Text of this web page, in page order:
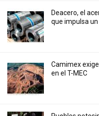
Deacero, el
que impulsa
Camimex
en el T-MEC